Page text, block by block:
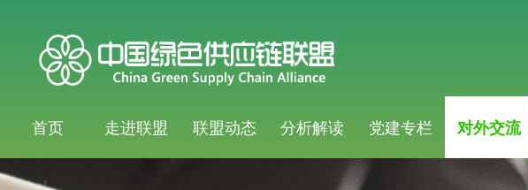
首页 走进联盟 联盟动态 分析解读 党建专栏 对外交流